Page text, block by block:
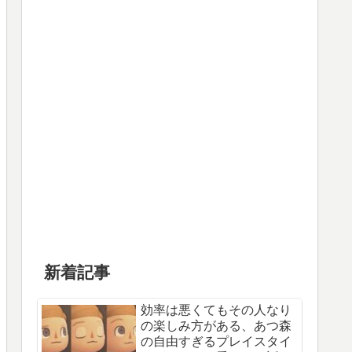
新着記事
効率は悪くてもその人なり
の楽しみ方がある、あつ森
の自由すぎるプレイスタイ